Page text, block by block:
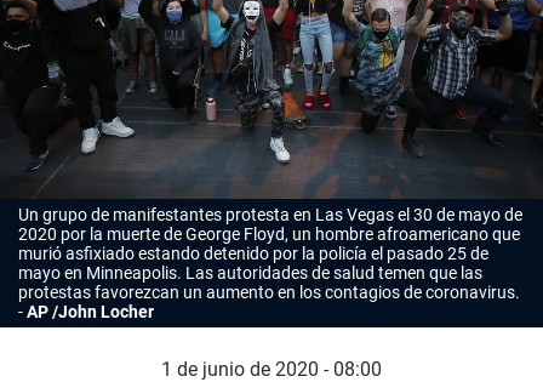
Un grupo de manifestantes protesta en Las Vegas el 30 de mayo de
2020 por la muerte de George Floyd, un hombre afroamericano que
murió asfixiado estando detenido por la policía el pasado 25 de
mayo en Minneapolis. Las autoridades de salud temen que las
protestas favorezcan un aumento en los contagios de coronavirus.
AP /John Locher
1 de junio de 2020 - 08:00